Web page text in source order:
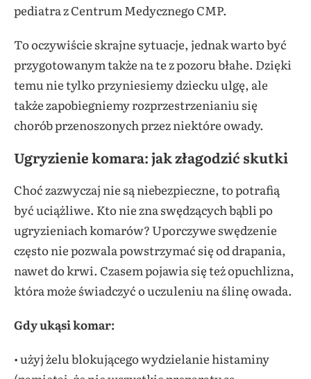
pediatra z Centrum Medycznego CMP.
To oczywiście skrajne sytuacje, jednak warto być
przygotowanym także na te z pozoru błahe. Dzięki
temu nie tylko przyniesiemy dziecku ulgę, ale
także zapobiegniemy rozprzestrzenianiu się
chorób przenoszonych przez niektóre owady.
Ugryzienie komara: jak złagodzić skutki
Choć zazwyczaj nie są niebezpieczne, to potrafią
być uciążliwe. Kto nie zna swędzących bąbli po
ugryzieniach komarów? Uporczywe swędzenie
często nie pozwala powstrzymać się od drapania,
nawet do krwi. Czasem pojawia się też opuchlizna,
która może świadczyć o uczuleniu na ślinę owada.
Gdy ukąsi komar:
• użyj żelu blokującego wydzielanie histaminy